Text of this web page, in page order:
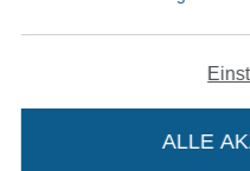
ALLE